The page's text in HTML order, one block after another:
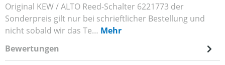
Original KEW / ALTO Reed-Schalter 6221773 der
Sonderpreis gilt nur bei schrieftlicher Bestellung und
nicht sobald wir das Te… Mehr
Bewertungen